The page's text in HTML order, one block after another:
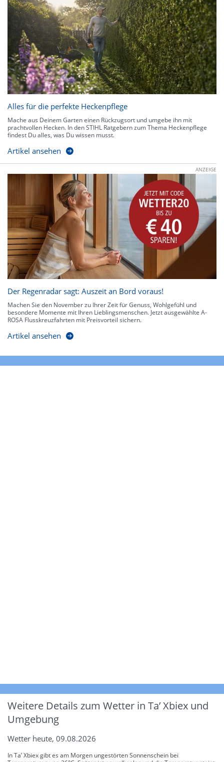
Alles für die perfekte Heckenpflege
Mache aus Deinem Garten einen Rückzugsort und umgebe ihn mit
prachtvollen Hecken. In den STIHL Ratgebern zum Thema Heckenpflege
findest Du alles, was Du wissen musst.
Artikel ansehen
ANZEIGE
Der Regenradar sagt: Auszeit an Bord voraus!
Machen Sie den November zu Ihrer Zeit für Genuss, Wohlgefühl und
besondere Momente mit Ihren Lieblingsmenschen. Jetzt ausgewählte A-
ROSA Flusskreuzfahrten mit Preisvorteil sichern.
Artikel ansehen
Weitere Details zum Wetter in Ta’ Xbiex und
Umgebung
Wetter heute, 09.08.2026
In Ta’ Xbiex gibt es am Morgen ungestörten Sonnenschein bei